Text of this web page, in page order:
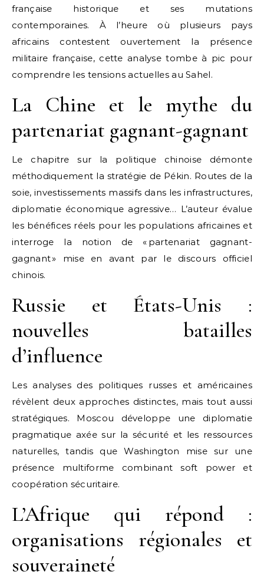
française historique et ses mutations
contemporaines. À l’heure où plusieurs pays
africains contestent ouvertement la présence
militaire française, cette analyse tombe à pic pour
comprendre les tensions actuelles au Sahel.
La Chine et le mythe du
partenariat gagnant-gagnant
Le chapitre sur la politique chinoise démonte
méthodiquement la stratégie de Pékin. Routes de la
soie, investissements massifs dans les infrastructures,
diplomatie économique agressive… L’auteur évalue
les bénéfices réels pour les populations africaines et
interroge la notion de « partenariat gagnant-
gagnant » mise en avant par le discours officiel
chinois.
Russie et États-Unis :
nouvelles batailles
d’influence
Les analyses des politiques russes et américaines
révèlent deux approches distinctes, mais tout aussi
stratégiques. Moscou développe une diplomatie
pragmatique axée sur la sécurité et les ressources
naturelles, tandis que Washington mise sur une
présence multiforme combinant soft power et
coopération sécuritaire.
L’Afrique qui répond :
organisations régionales et
souveraineté